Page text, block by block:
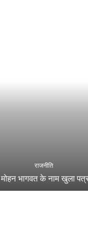
राजनीति
मोहन भागवत के नाम खुला